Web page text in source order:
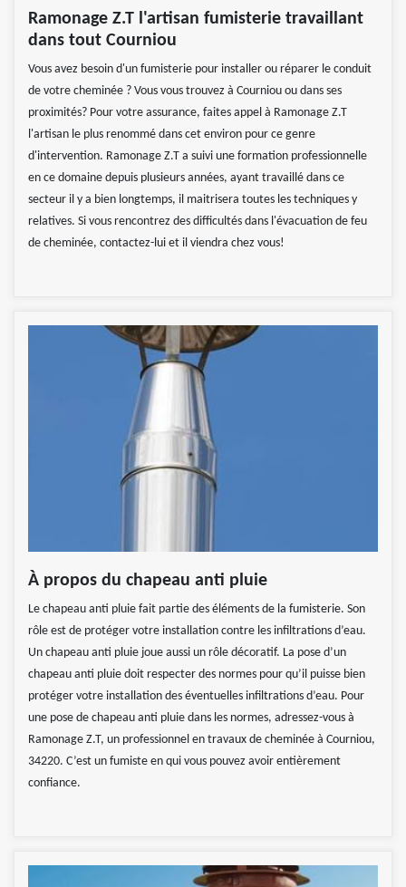
Ramonage Z.T l'artisan fumisterie travaillant
dans tout Courniou
Vous avez besoin d'un fumisterie pour installer ou réparer le conduit
de votre cheminée ? Vous vous trouvez à Courniou ou dans ses
proximités? Pour votre assurance, faites appel à Ramonage Z.T
l'artisan le plus renommé dans cet environ pour ce genre
d'intervention. Ramonage Z.T a suivi une formation professionnelle
en ce domaine depuis plusieurs années, ayant travaillé dans ce
secteur il y a bien longtemps, il maitrisera toutes les techniques y
relatives. Si vous rencontrez des difficultés dans l'évacuation de feu
de cheminée, contactez-lui et il viendra chez vous!
À propos du chapeau anti pluie
Le chapeau anti pluie fait partie des éléments de la fumisterie. Son
rôle est de protéger votre installation contre les infiltrations d’eau.
Un chapeau anti pluie joue aussi un rôle décoratif. La pose d’un
chapeau anti pluie doit respecter des normes pour qu’il puisse bien
protéger votre installation des éventuelles infiltrations d’eau. Pour
une pose de chapeau anti pluie dans les normes, adressez-vous à
Ramonage Z.T, un professionnel en travaux de cheminée à Courniou,
34220. C’est un fumiste en qui vous pouvez avoir entièrement
confiance.